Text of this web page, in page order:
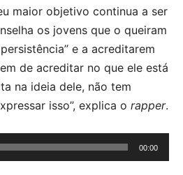
maior objetivo continua a ser
os jovens que o queiram
e a acreditarem
de acreditar no que ele está
na ideia dele, não tem
isso”, explica o rapper.
00:00